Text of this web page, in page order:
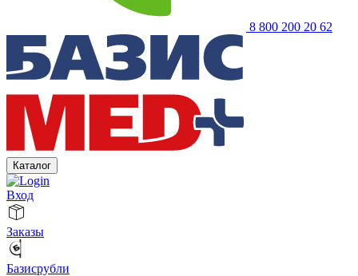
8 800 200 20 62
Каталог
Вход
Заказы
Базисрубли